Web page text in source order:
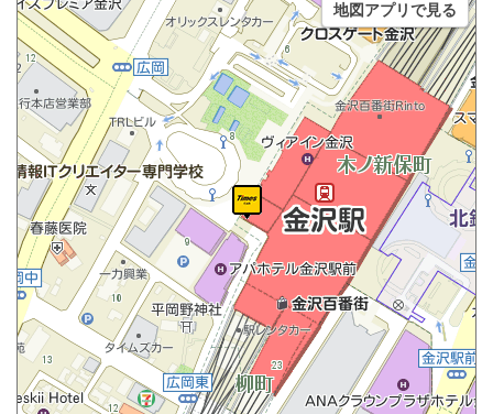
地図アプリで見る